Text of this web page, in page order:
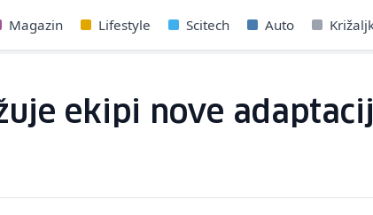
Magazin Lifestyle Scitech Auto
ekipi nove